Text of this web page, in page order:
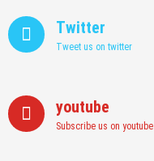
Twitter
Tweet us on twitter
youtube
Subscribe us on youtube